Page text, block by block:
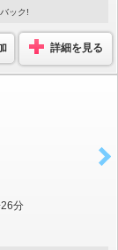
ック!
詳細を見る
分